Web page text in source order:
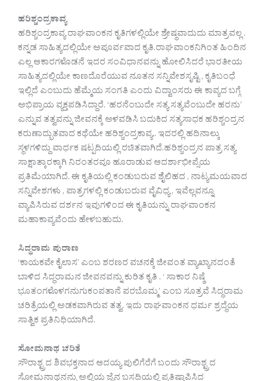
ಹರಿಶ್ಚಂದ್ರಕಾವ್ಯ
ಹರಿಶ್ಚಂದ್ರಕಾವ್ಯ ರಾಘವಾಂಕನ ಕೃತಿಗಳಲ್ಲಿಯೇ ಶ್ರೇಷ್ಥವಾದುದು ಮಾತ್ರವಲ್ಲ .
ಕನ್ನಡ ಸಾಹಿತ್ಯದಲ್ಲಿಯೇ ಅಪೂರ್ವವಾದ ಕೃತಿ.ರಾಘವಾಂಕನಿಗಿಂತ ಹಿಂದಿನ
ಎಲ್ಲ ಆಕಾರಗಳೊಡನೆ ಇದರ ಸಂವಿಧಾನವನ್ನು ಹೋಲಿಸಿದರೆ ಭಾರತೀಯ
ಸಾಹಿತ್ಯದಲ್ಲಿಯೇ ಕಾಣದೊರೆಯುವ ನೂತನ ಸನ್ನಿವೇಶಸೃಷ್ಟಿ , ಕೃತಿಬಂಧೆ
ಇಲ್ಲಿದೆ ಎಂಬುದು ಹೆಮ್ಮೆಯ ಸಂಗತಿ ಎಂದು ವಿದ್ವಾಂಸರು ಈ ಕಾವ್ಯದ ಬಗ್ಗೆ
ಅಭಿಪ್ರಾಯ ವ್ಯಕ್ತಪಡಿಸಿದ್ದಾರೆ. ‘ಹರನೆಂಬುದೇ ಸತ್ಯ ಸತ್ಯವೆಂಬುದೇ ಹರನು’
ಎನ್ನುವ ತತ್ವವನ್ನು ಜೀವನಕ್ಕೆ ಅಳವಡಿಸಿ ಬದುಕಿದ ಸತ್ಯಸಾಧಕ ಹರಿಶ್ಚಂದ್ರನ
ಕರುಣಾದ್ಭುತವಾದ ಕಥೆಯೇ ಹರಿಶ್ಚಂದ್ರಕಾವ್ಯ.. ಇದರಲ್ಲಿ ಹದಿನಾಲ್ಕು
ಸ್ಥಳಗಳಿದ್ದು ವಾರ್ಧಕ ಷಟ್ಪದಿಯಲ್ಲಿ ರಚಿತವಾಗಿದೆ.ಹರಿಶ್ಚಂದ್ರನ ಪಾತ್ರ ಸತ್ಯ
ಸಾಕ್ಷಾತ್ಕಾರಕ್ಕಾಗಿ ನಿರಂತರವೂ ಹೂರಾಡುವ ಆದರ್ಶಾಭೀಪ್ಸೆಯ
ಪ್ರತಿಮೆಯಾಗಿದೆ. ಈ ಕೃತಿಯಲ್ಲಿ ಕಂಡುಬರುವ ಶೈಲಿಹದ , ನಾಟ್ಯಮಯವಾದ
ಸನ್ನಿವೇಶಗಳು , ಪಾತ್ರಗಳಲ್ಲಿ ಕಂಡುಬರುವ ವೈವಿಧ್ಯ , ಇವೆಲ್ಲವನ್ನೂ
ವ್ಯಾಪಿಸಿರುವ ದರ್ಶನ ಇವುಗಳಿಂದ ಈ ಕೃತಿಯನ್ನು ರಾಘವಾಂಕನ
ಮಹಾಕಾವ್ಯವೆಂದು ಹೇಳಬಹುದು.
ಸಿದ್ಧರಾಮ ಪುರಾಣ
‘ಕಾಯಕವೇ ಕೈಲಾಸ’ ಎಂಬ ಶರಣರ ವಚನಕ್ಕೆ ಜೀವಂತ ವ್ಯಾಖ್ಯಾನದಂತೆ
ಬಾಳಿದ ಸಿದ್ಧರಾಮನ ಜೀವನವನ್ನು ಕುರಿತ ಕೃತಿ . ‘ ಸಾಕಾರ ನಿಷ್ಠೆ
ಭೂತಂಗಳೊಳಗನುಗುಕಂಪತಾನೆ ಪರಬೊಮ್ಮ’ ಎಂಬ ಸೂತ್ರವೆ ಸಿದ್ಧರಾಮ
ಚರಿತ್ರೆಯಲ್ಲಿ ಅಡಕವಾಗಿರುವ ತತ್ವ. ಇದು ರಾಘವಾಂಕನ ಧರ್ಮ ಶ್ರದ್ಧೆಯ
ಸಾತ್ವಿಕ ಪ್ರತಿನಿಧಿಯಾಗಿದೆ.
ಸೋಮನಾಥ ಚರಿತೆ
ಸೌರಾಶ್ಟ್ರದ ಶಿವಭಕ್ತನಾದ ಆದಯ್ಯ ಪುಲಿಗೆರೆಗೆ ಬಂದು ಸೌರಾಶ್ಟ್ರದ